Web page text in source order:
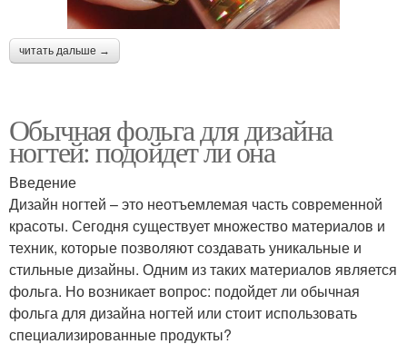
читать дальше →
Обычная фольга для дизайна
ногтей: подойдет ли она
Введение
Дизайн ногтей – это неотъемлемая часть современной
красоты. Сегодня существует множество материалов и
техник, которые позволяют создавать уникальные и
стильные дизайны. Одним из таких материалов является
фольга. Но возникает вопрос: подойдет ли обычная
фольга для дизайна ногтей или стоит использовать
специализированные продукты?